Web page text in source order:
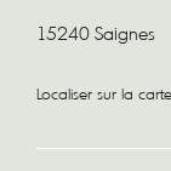
15240 Saignes
Localiser sur la carte